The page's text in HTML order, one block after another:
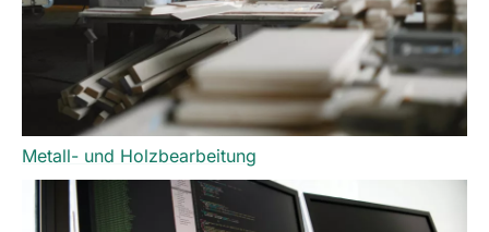
Metall- und Holzbearbeitung